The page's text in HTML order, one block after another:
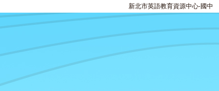
新北市英語教育資源中心-國中